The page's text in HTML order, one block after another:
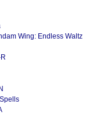
Wing: Endless Waltz